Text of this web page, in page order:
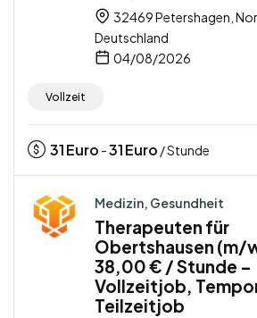
32469 Petershagen,
Deutschland
04/08/2026
Vollzeit
31Euro -31Euro / Stunde
Medizin, Gesundheit
Therapeuten für
Obertshausen (m/
38,00 € / Stunde –
Vollzeitjob,
Teilzeitjob